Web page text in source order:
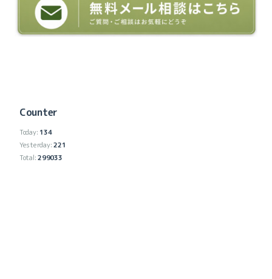
Counter
Today: 134
Yesterday:221
Total:299033